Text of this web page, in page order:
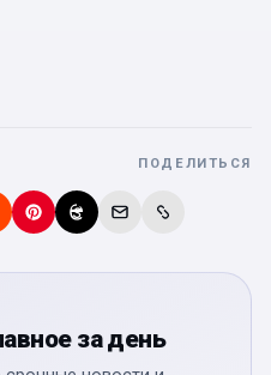
ПОДЕЛИТЬСЯ
за день